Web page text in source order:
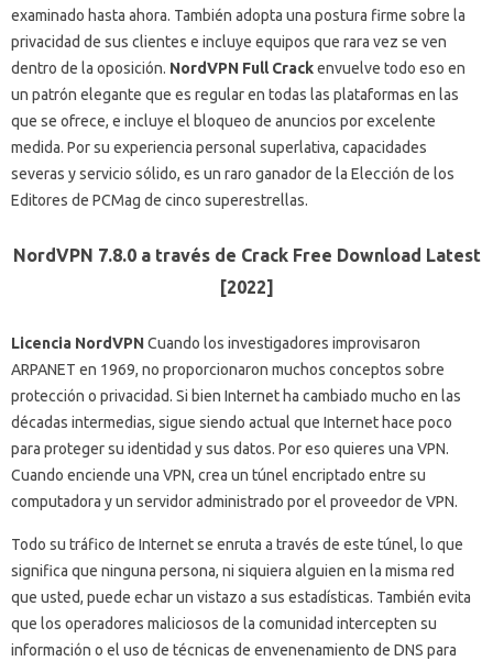
examinado hasta ahora. También adopta una postura firme sobre la
privacidad de sus clientes e incluye equipos que rara vez se ven
dentro de la oposición. NordVPN Full Crackenvuelve todo eso en
un patrón elegante que es regular en todas las plataformas en las
que se ofrece, e incluye el bloqueo de anuncios por excelente
medida. Por su experiencia personal superlativa, capacidades
severas y servicio sólido, es un raro ganador de la Elección de los
Editores de PCMag de cinco superestrellas.
NordVPN 7.8.0 a través de Crack Free Download Latest
[2022]
Licencia NordVPNCuando los investigadores improvisaron
ARPANET en 1969, no proporcionaron muchos conceptos sobre
protección o privacidad. Si bien Internet ha cambiado mucho en las
décadas intermedias, sigue siendo actual que Internet hace poco
para proteger su identidad y sus datos. Por eso quieres una VPN.
Cuando enciende una VPN, crea un túnel encriptado entre su
computadora y un servidor administrado por el proveedor de VPN.
Todo su tráfico de Internet se enruta a través de este túnel, lo que
significa que ninguna persona, ni siquiera alguien en la misma red
que usted, puede echar un vistazo a sus estadísticas. También evita
que los operadores maliciosos de la comunidad intercepten su
información o el uso de técnicas de envenenamiento de DNS para